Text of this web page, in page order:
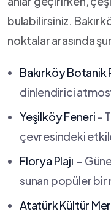
bulabilirsiniz.
noktalar arasında
Bakırköy⁣ Botanik
dinlendirici
Yeşilköy⁢ Feneri⁣-
çevresindeki
Florya Plajı –
sunan ​popüler bir‌
Atatürk Kültür⁤